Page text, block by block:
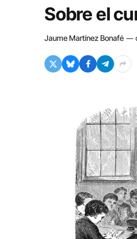
Sobre el
Jaume Martínez Bonafé